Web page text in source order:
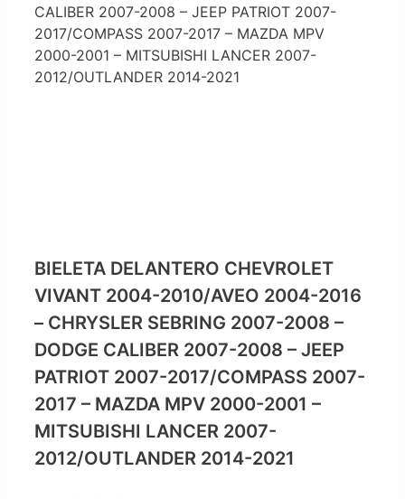
CALIBER 2007-2008 – JEEP PATRIOT 2007-
2017/COMPASS 2007-2017 – MAZDA MPV
2000-2001 – MITSUBISHI LANCER 2007-
2012/OUTLANDER 2014-2021
BIELETA DELANTERO CHEVROLET
VIVANT 2004-2010/AVEO 2004-2016
– CHRYSLER SEBRING 2007-2008 –
DODGE CALIBER 2007-2008 – JEEP
PATRIOT 2007-2017/COMPASS 2007-
2017 – MAZDA MPV 2000-2001 –
MITSUBISHI LANCER 2007-
2012/OUTLANDER 2014-2021